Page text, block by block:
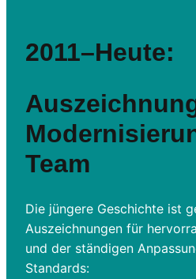
2011–Heute:
Team
Die jüngere Geschichte ist
Auszeichnungen für
und der ständigen
Standards: